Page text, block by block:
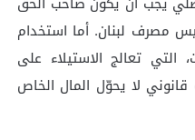
مصرف لبنان. أما استخدام
التي تعالج الاستيلاء على
لا يحوّل المال الخاص